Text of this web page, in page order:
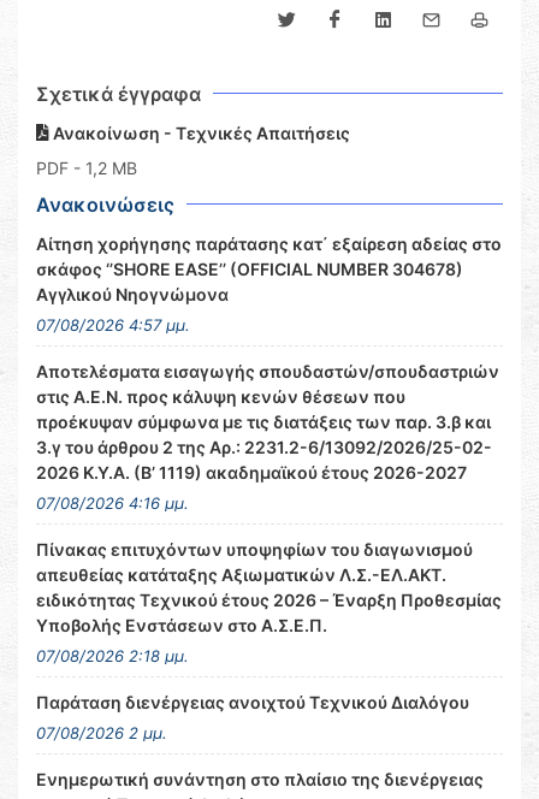
Σχετικά έγγραφα
Ανακοίνωση - Τεχνικές Απαιτήσεις
PDF - 1,2 MB
Ανακοινώσεις
Αίτηση χορήγησης παράτασης κατ΄ εξαίρεση αδείας στο
σκάφος ‘’SHORE EASE’’ (OFFICIAL NUMBER 304678)
Αγγλικού Νηογνώμονα
07/08/2026 4:57 μμ.
Αποτελέσματα εισαγωγής σπουδαστών/σπουδαστριών
στις Α.Ε.Ν. προς κάλυψη κενών θέσεων που
προέκυψαν σύμφωνα με τις διατάξεις των παρ. 3.β και
3.γ του άρθρου 2 της Αρ.: 2231.2-6/13092/2026/25-02-
2026 Κ.Υ.Α. (Β’ 1119) ακαδημαϊκού έτους 2026-2027
07/08/2026 4:16 μμ.
Πίνακας επιτυχόντων υποψηφίων του διαγωνισμού
απευθείας κατάταξης Αξιωματικών Λ.Σ.-ΕΛ.ΑΚΤ.
ειδικότητας Τεχνικού έτους 2026 – Έναρξη Προθεσμίας
Υποβολής Ενστάσεων στο Α.Σ.Ε.Π.
07/08/2026 2:18 μμ.
Παράταση διενέργειας ανοιχτού Τεχνικού Διαλόγου
07/08/2026 2 μμ.
Ενημερωτική συνάντηση στο πλαίσιο της διενέργειας